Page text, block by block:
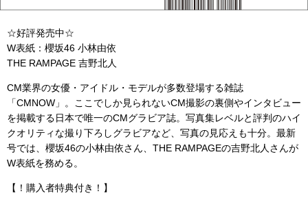
☆好評発売中☆
W表紙：櫻坂46 小林由依
THE RAMPAGE 吉野北人
CM業界の女優・アイドル・モデルが多数登場する雑誌
「CMNOW」。ここでしか見られないCM撮影の裏側やインタビュー
を掲載する日本で唯一のCMグラビア誌。写真集レベルと評判のハイ
クオリティな撮り下ろしグラビアなど、写真の見応えも十分。最新
号では、櫻坂46の小林由依さん、THE RAMPAGEの吉野北人さんが
W表紙を務める。
【！購入者特典付き！】